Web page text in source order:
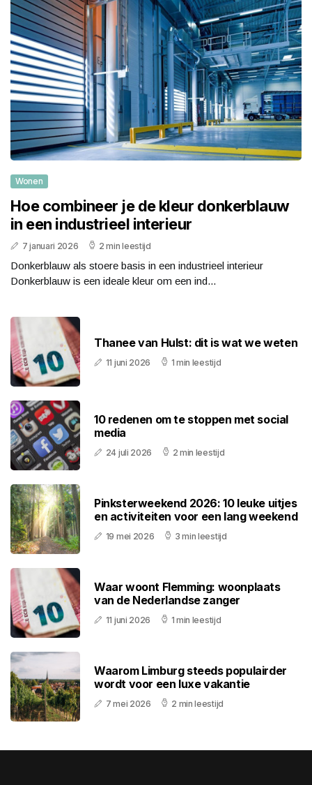
Wonen
Hoe combineer je de kleur donkerblauw
in een industrieel interieur
7 januari 2026 2 min leestijd
Donkerblauw als stoere basis in een industrieel interieur
Donkerblauw is een ideale kleur om een ind...
Thanee van Hulst: dit is wat we weten
11 juni 2026 1 min leestijd
10 redenen om te stoppen met social
media
24 juli 2026 2 min leestijd
Pinksterweekend 2026: 10 leuke uitjes
en activiteiten voor een lang weekend
19 mei 2026 3 min leestijd
Waar woont Flemming: woonplaats
van de Nederlandse zanger
11 juni 2026 1 min leestijd
Waarom Limburg steeds populairder
wordt voor een luxe vakantie
7 mei 2026 2 min leestijd